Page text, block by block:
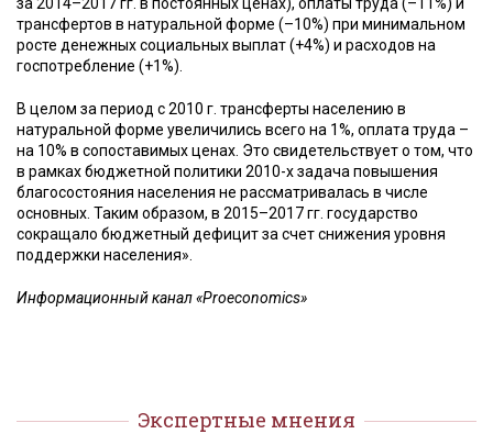
трансфертов в натуральной форме (–10%) при минимальном
росте денежных социальных выплат (+4%) и расходов на
госпотребление (+1%).
В целом за период с 2010 г. трансферты населению в
натуральной форме увеличились всего на 1%, оплата труда –
на 10% в сопоставимых ценах. Это свидетельствует о том, что
в рамках бюджетной политики 2010-х задача повышения
благосостояния населения не рассматривалась в числе
основных. Таким образом, в 2015–2017 гг. государство
сокращало бюджетный дефицит за счет снижения уровня
поддержки населения».
Информационный канал «Proeconomics»
Экспертные мнения